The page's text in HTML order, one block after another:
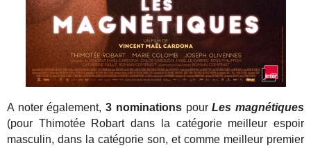
A noter également,3 nominationspourLes magnétiques
(pour Thimotée Robart dans la catégorie meilleur espoir
masculin, dans la catégorie son, et comme meilleur premier